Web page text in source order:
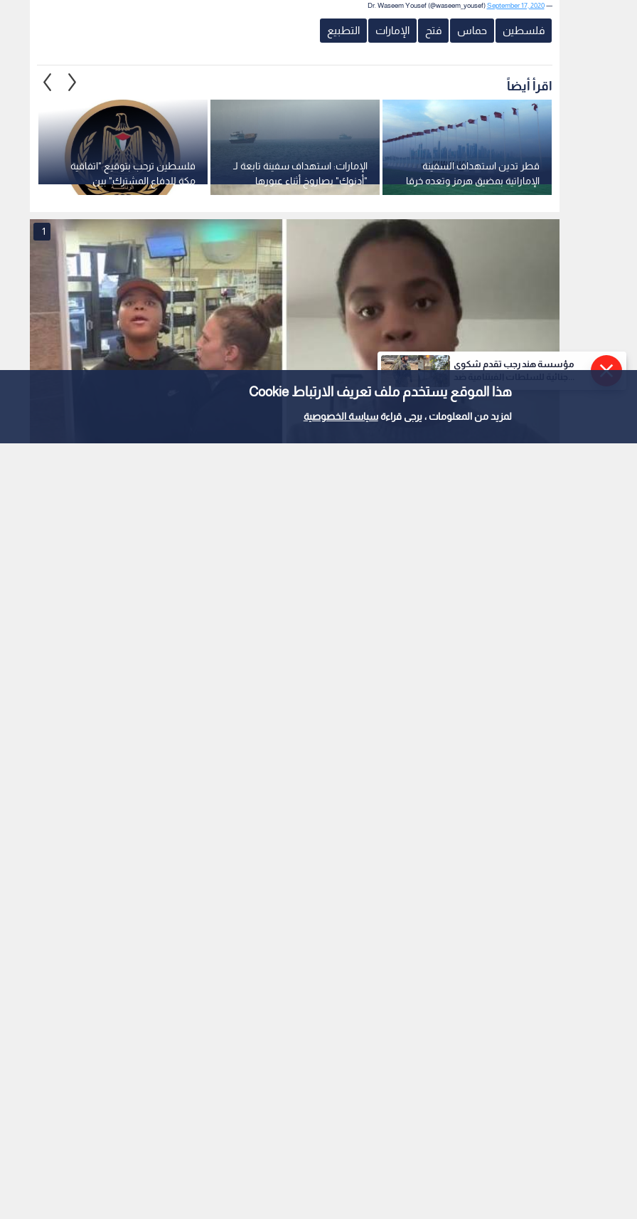
هذا الموقع يستخدم ملف تعريف الارتباط Cookie
لمزيد من المعلومات ، يرجى قراءةسياسة الخصوصية
— Dr. Waseem Yousef (@waseem_yousef)
September 17, 2020
فلسطين حماس فتح الإمارات التطبيع
اقرأ أيضاً
فلسطين ترحب بتوقيع "اتفاقية
مكة للدفاع المشترك" بين
السعودية وتركيا وباكستان
الإمارات: استهداف سفينة تابعة لـ
"أدنوك" بصاروخ أثناء عبورها
مضيق هرمز
قطر تدين استهداف السفينة
الإماراتية بمضيق هرمز وتعده خرقا
فاضحا للقانون الدولي
1
مؤسسة هند رجب تقدم شكوى